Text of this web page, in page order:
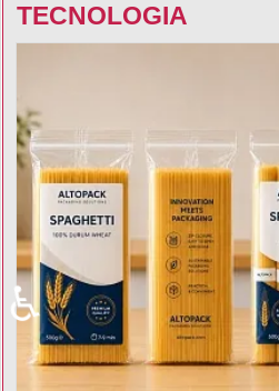
TECNOLOGIA